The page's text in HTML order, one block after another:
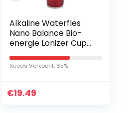
Alkaline Waterfles
Nano Balance Bio-
energie Lonizer Cup
Kolf Dubbele
filterkern voor
Reeds Verkocht: 65%
€19.49